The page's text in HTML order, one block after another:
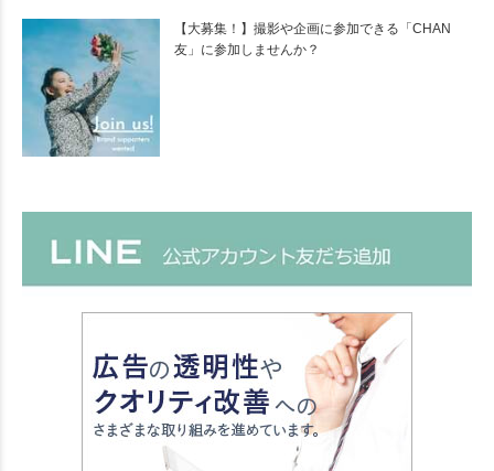
【大募集！】撮影や企画に参加できる「CHAN
友」に参加しませんか？